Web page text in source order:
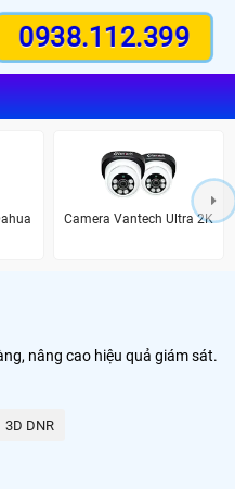
0938.112.399
Camera Vantech Ultra 2K
nâng cao hiệu quả giám sát.
3D DNR